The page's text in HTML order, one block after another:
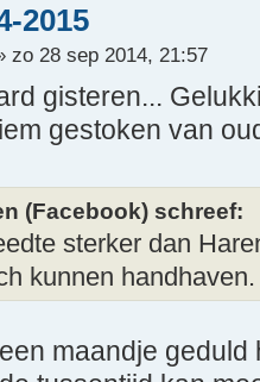
2015
zo 28 sep 2014, 21:57
gisteren...
gestoken van
(Facebook) schreef:
sterker dan
kunnen handhaven.
maandje